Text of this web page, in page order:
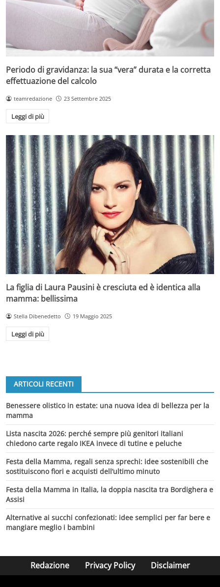
Periodo di gravidanza: la sua “vera” durata e la corretta
effettuazione del calcolo
teamredazione 23 Settembre 2025
Leggi di più
La figlia di Laura Pausini è cresciuta ed è identica alla
mamma: bellissima
Stella Dibenedetto 19 Maggio 2025
Leggi di più
ARTICOLI RECENTI
Benessere olistico in estate: una nuova idea di bellezza per la
mamma
Lista nascita 2026: perché sempre più genitori italiani
chiedono carte regalo IKEA invece di tutine e peluche
Festa della Mamma, regali senza sprechi: idee sostenibili che
sostituiscono fiori e acquisti dell’ultimo minuto
Festa della Mamma in Italia, la doppia nascita tra Bordighera e
Assisi
Alternative ai succhi confezionati: idee semplici per far bere e
mangiare meglio i bambini
Redazione Privacy Policy Disclaimer